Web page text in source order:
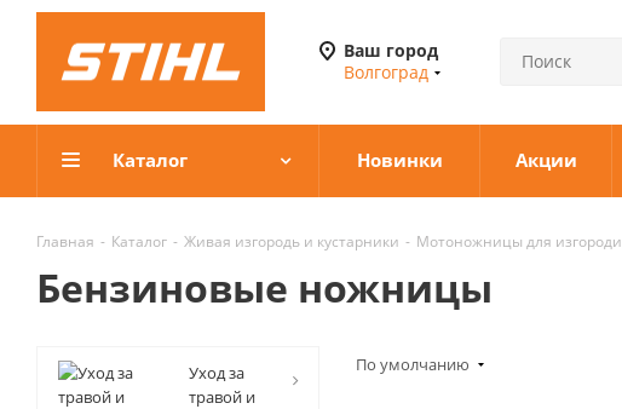
Ваш город
Волгоград
Каталог Новинки Акции
Главная - Каталог - Живая изгородь и кустарники - Мотоножницы для изгороди
Бензиновые ножницы
По умолчанию
Уход за
травой и